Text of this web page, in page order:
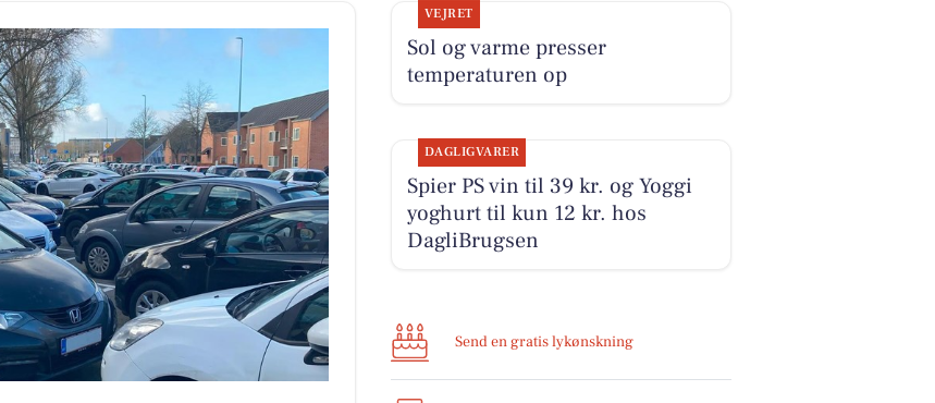
VEJRET
Sol og varme presser
temperaturen op
DAGLIGVARER
Spier PS vin til 39 kr. og Yoggi
yoghurt til kun 12 kr. hos
DagliBrugsen
Send en gratis lykønskning